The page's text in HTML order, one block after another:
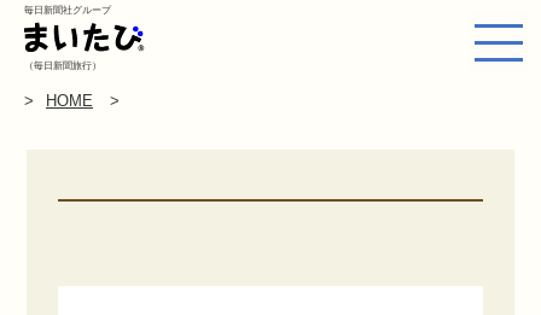
毎日新聞社グループ
（毎日新聞旅行）
HOME